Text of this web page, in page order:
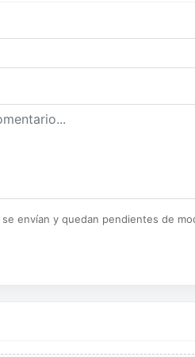
envían y quedan pendientes de